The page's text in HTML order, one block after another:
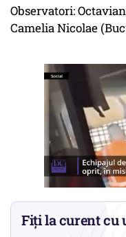
Observatori:
Camelia Nicolae
Fiți la curent cu